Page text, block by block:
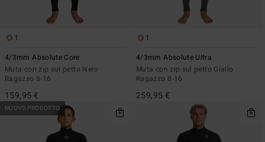
1
4/3mm Absolute Core
Muta con zip sul petto Nero
Ragazzo 8-16
159,95 €
1
4/3mm Absolute Ultra
Muta con zip sul petto Giallo
Ragazzo 8-16
259,95 €
NUOVO PRODOTTO